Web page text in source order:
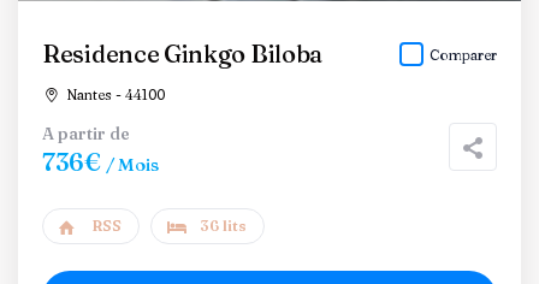
Residence Ginkgo Biloba
Nantes - 44100
Comparer
A partir de
736€ / Mois
RSS 36 lits